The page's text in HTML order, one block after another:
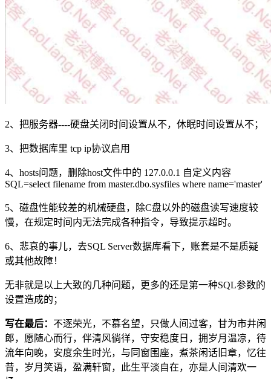
2、把服务器----硬盘关闭时间设置从不，休眠时间设置从不；
3、把数据库里 tcp ip协议启用
4、hosts问题，删除host文件中的 127.0.0.1 自定义内容
SQL=select filename from master.dbo.sysfiles where name='master'
5、磁盘性能较差的机械硬盘，除C盘以外的磁盘读写速度较
慢，在规定时间内无法完成各种指令，导致提示超时。
6、悲哀的事儿，去SQL Server数据库看下，账套是不是质疑
或其他故障！
无非就是以上大致的几种问题，更多的还是第一种SQL参数的
设置造成的；
写在最后： 不逐荣光，不慕名望，只做人间过客，甘为市井闲
郎，愿随心而行，伴清风徜徉，守安稳度日，拥岁月温凉，待
流年向晚，安度余生时光，与同窗围座，煮茶闲话旧章，忆往
昔，岁月笑语，盈满轩窗，此生平淡自在，亦是人间清欢一